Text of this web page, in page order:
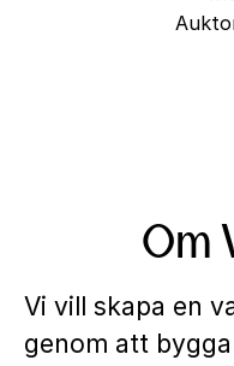
Om
Vi vill skapa en
genom att